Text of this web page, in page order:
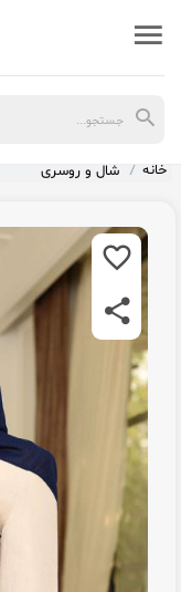
خانه شال و روسری